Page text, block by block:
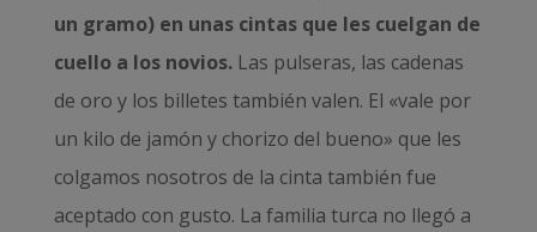
un gramo) en unas cintas que les cuelgan de
cuello a los novios.Las pulseras, las cadenas
de oro y los billetes también valen. El «vale por
un kilo de jamón y chorizo del bueno» que les
colgamos nosotros de la cinta también fue
aceptado con gusto. La familia turca no llegó a